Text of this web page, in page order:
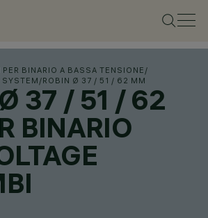
PER BINARIO A BASSA TENSIONE /
SYSTEM /ROBIN Ø 37 / 51 / 62 MM
37 / 51 / 62
BINARIO